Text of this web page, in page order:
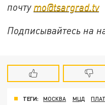
почту mo@tsargrad.tv
Подписывайтесь на
ТЕГИ: МОСКВА МЦД